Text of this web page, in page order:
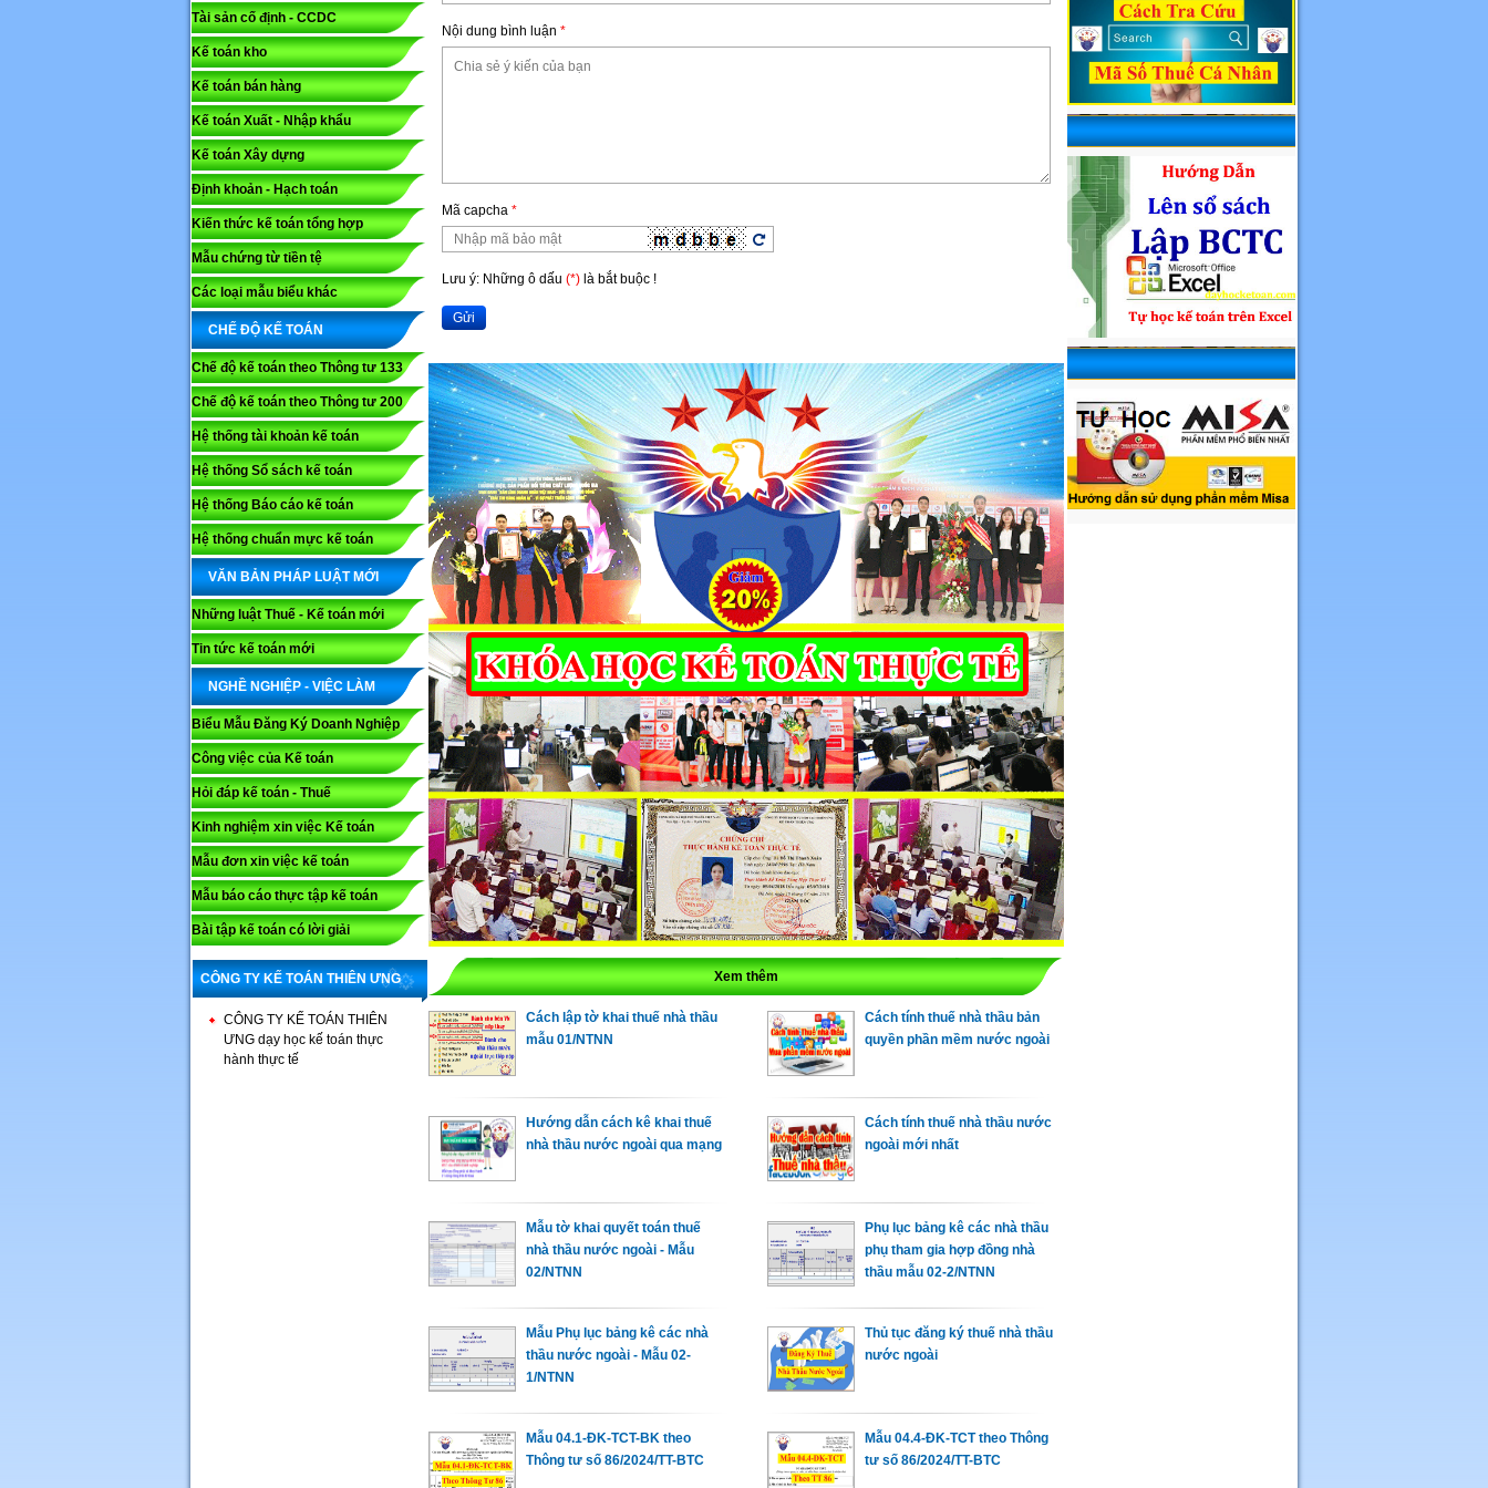
Tài sản cố định - CCDC
Kế toán kho
Kế toán bán hàng
Kế toán Xuất - Nhập khẩu
Kế toán Xây dựng
Định khoản - Hạch toán
Kiến thức kế toán tổng hợp
Mẫu chứng từ tiền tệ
Các loại mẫu biểu khác
CHẾ ĐỘ KẾ TOÁN
Chế độ kế toán theo Thông tư 133
Chế độ kế toán theo Thông tư 200
Hệ thống tài khoản kế toán
Hệ thống Sổ sách kế toán
Hệ thống Báo cáo kế toán
Hệ thống chuẩn mực kế toán
VĂN BẢN PHÁP LUẬT MỚI
Những luật Thuế - Kế toán mới
Tin tức kế toán mới
NGHỀ NGHIỆP - VIỆC LÀM
Biểu Mẫu Đăng Ký Doanh Nghiệp
Công việc của Kế toán
Hỏi đáp kế toán - Thuế
Kinh nghiệm xin việc Kế toán
Mẫu đơn xin việc kế toán
Mẫu báo cáo thực tập kế toán
Bài tập kế toán có lời giải
CÔNG TY KẾ TOÁN THIÊN ƯNG
CÔNG TY KẾ TOÁN THIÊN
ƯNG dạy học kế toán thực
hành thực tế
Nội dung bình luận *
Mã capcha *
Lưu ý: Những ô dấu (*) là bắt buộc !
Gửi
Lưu ý: Những ô dấu(*)là bắt buộc !
Xem thêm
Cách lập tờ khai thuế nhà thầu
mẫu 01/NTNN
Cách tính thuế nhà thầu bản
quyền phần mềm nước ngoài
Hướng dẫn cách kê khai thuế
nhà thầu nước ngoài qua mạng
Cách tính thuế nhà thầu nước
ngoài mới nhất
Mẫu tờ khai quyết toán thuế
nhà thầu nước ngoài - Mẫu
02/NTNN
Phụ lục bảng kê các nhà thầu
phụ tham gia hợp đồng nhà
thầu mẫu 02-2/NTNN
Mẫu Phụ lục bảng kê các nhà
thầu nước ngoài - Mẫu 02-
1/NTNN
Thủ tục đăng ký thuế nhà thầu
nước ngoài
Mẫu 04.1-ĐK-TCT-BK theo
Thông tư số 86/2024/TT-BTC
Mẫu 04.4-ĐK-TCT theo Thông
tư số 86/2024/TT-BTC